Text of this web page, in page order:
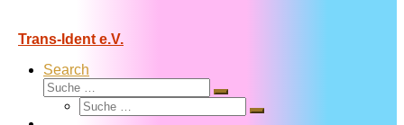
Trans-Ident e.V.
Search
Suche
Suche
Suche
Suche